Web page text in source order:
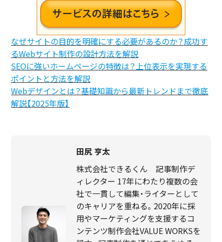
なぜサイトの目的を明確にする必要があるのか？成功す
るWebサイト制作の設計方法を解説
SEOに強いホームページの特徴は？上位表示を実現する
ポイントと方法を解説
Webデザインとは？基礎知識から最新トレンドまで徹底
解説【2025年版】
田尻 亨太
株式会社できるくん 記事制作デ
ィレクター 17年にわたり複数の会
社で一貫して編集・ライターとして
のキャリアを重ねる。2020年に採
用やマーケティングを支援するコ
ンテンツ制作会社VALUE WORKSを